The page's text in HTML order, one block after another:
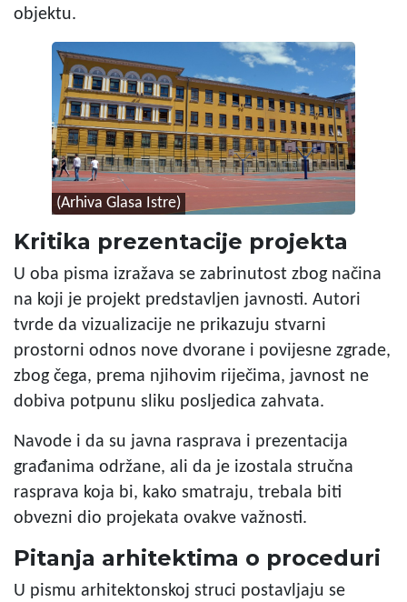
objektu.
(Arhiva Glasa Istre)
Kritika prezentacije projekta
U oba pisma izražava se zabrinutost zbog načina
na koji je projekt predstavljen javnosti. Autori
tvrde da vizualizacije ne prikazuju stvarni
prostorni odnos nove dvorane i povijesne zgrade,
zbog čega, prema njihovim riječima, javnost ne
dobiva potpunu sliku posljedica zahvata.
Navode i da su javna rasprava i prezentacija
građanima održane, ali da je izostala stručna
rasprava koja bi, kako smatraju, trebala biti
obvezni dio projekata ovakve važnosti.
Pitanja arhitektima o proceduri
U pismu arhitektonskoj struci postavljaju se